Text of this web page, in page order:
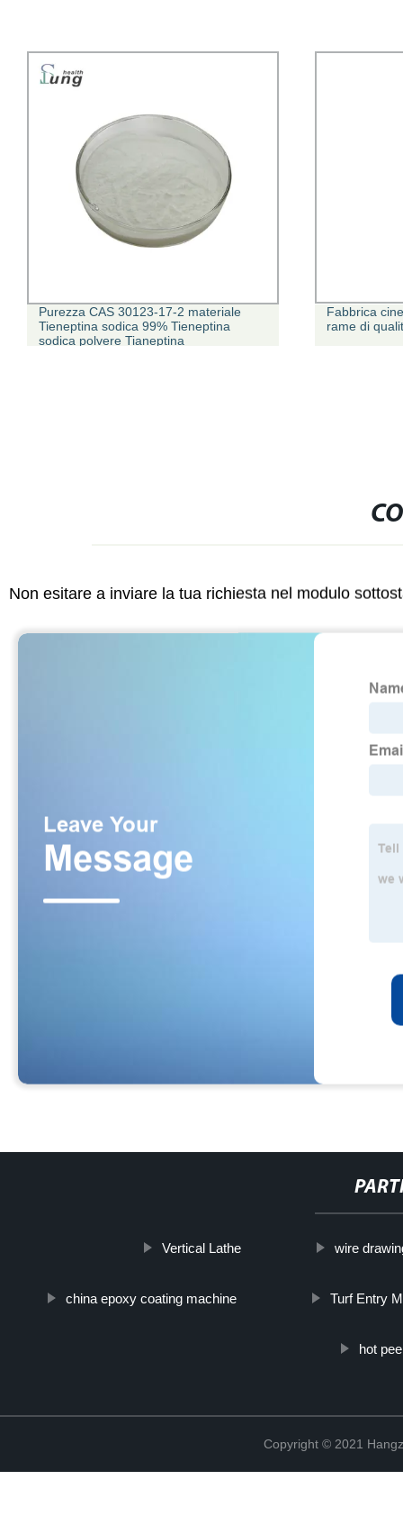
Purezza CAS 30123-17-2 materiale
Tieneptina sodica 99% Tieneptina
sodica polvere Tianeptina
Fabbrica
rame di
Non esitare a inviare la tua richiesta nel modulo
Vertical Lathe wire
china epoxy coating machine Turf Entry
hot
Copyright © 2021